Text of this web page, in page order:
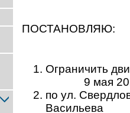
ПОСТАНОВЛЯЮ:
Ограничить
9 мая
по ул.
Васильева